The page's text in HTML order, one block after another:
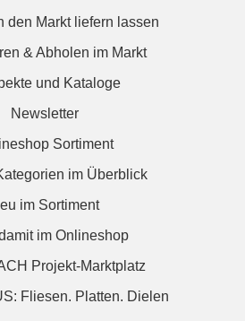
den Markt liefern lassen
& Abholen im Markt
und Kataloge
Newsletter
Sortiment
im Überblick
im Sortiment
im Onlineshop
Projekt-Marktplatz
Fliesen. Platten. Dielen